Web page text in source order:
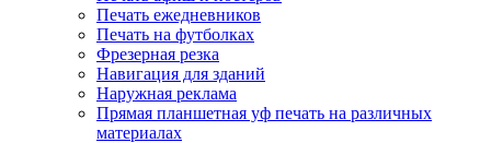
Печать ежедневников
Печать на футболках
Фрезерная резка
Навигация для зданий
Наружная реклама
Прямая планшетная уф печать на различных
материалах